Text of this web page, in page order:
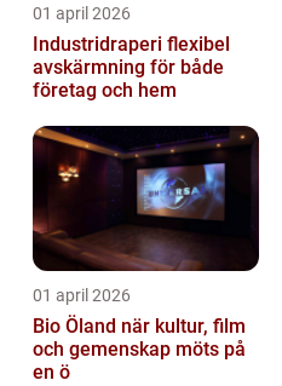
01 april 2026
Industridraperi flexibel
avskärmning för både
företag och hem
01 april 2026
Bio Öland när kultur, film
och gemenskap möts på
en ö